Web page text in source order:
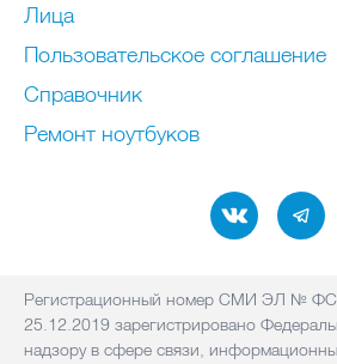
Лица
Пользовательское соглашение
Справочник
Ремонт нoутбуков
Регистрационный номер СМИ ЭЛ №
25.12.2019 зарегистрировано
надзору в сфере связи,